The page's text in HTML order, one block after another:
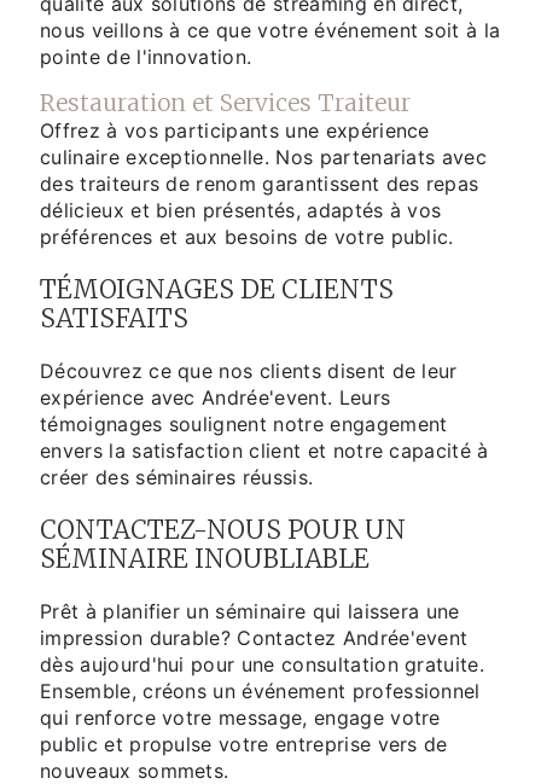
nous veillons à ce que votre événement soit à la
pointe de l'innovation.
Restauration et Services Traiteur
Offrez à vos participants une expérience
culinaire exceptionnelle. Nos partenariats avec
des traiteurs de renom garantissent des repas
délicieux et bien présentés, adaptés à vos
préférences et aux besoins de votre public.
TÉMOIGNAGES DE CLIENTS
SATISFAITS
Découvrez ce que nos clients disent de leur
expérience avec Andrée'event. Leurs
témoignages soulignent notre engagement
envers la satisfaction client et notre capacité à
créer des séminaires réussis.
CONTACTEZ-NOUS POUR UN
SÉMINAIRE INOUBLIABLE
Prêt à planifier un séminaire qui laissera une
impression durable? Contactez Andrée'event
dès aujourd'hui pour une consultation gratuite.
Ensemble, créons un événement professionnel
qui renforce votre message, engage votre
public et propulse votre entreprise vers de
nouveaux sommets.